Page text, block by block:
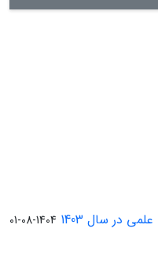
در سال 1403 1404-08-01